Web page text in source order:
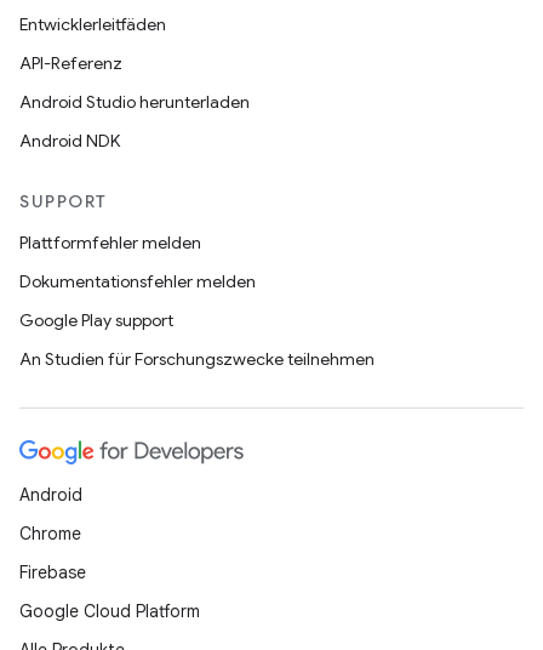
Entwicklerleitfäden
API-Referenz
Android Studio herunterladen
Android NDK
SUPPORT
Plattformfehler melden
Dokumentationsfehler melden
Google Play support
An Studien für Forschungszwecke teilnehmen
Android
Chrome
Firebase
Google Cloud Platform